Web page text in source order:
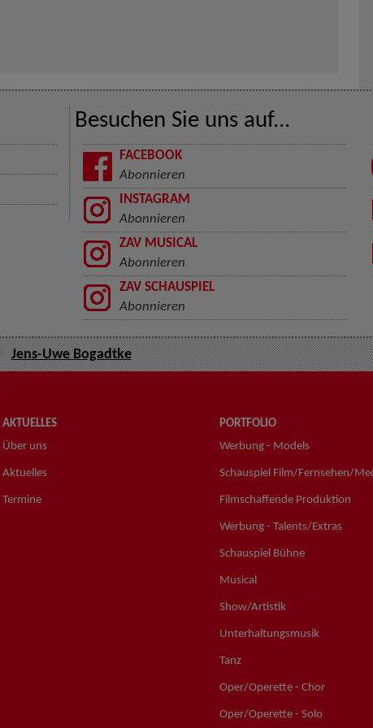
Besuchen Sie uns auf...
FACEBOOK
Abonnieren
INSTAGRAM
Abonnieren
ZAV MUSICAL
Abonnieren
ZAV SCHAUSPIEL
Abonnieren
Jens-Uwe Bogadtke
AKTUELLES
Über uns
Aktuelles
Termine
PORTFOLIO
Werbung - Models
Schauspiel Film/Fernsehen/
Filmschaffende Produktion
Werbung - Talents/Extras
Schauspiel Bühne
Musical
Show/Artistik
Unterhaltungsmusik
Tanz
Oper/Operette - Chor
Oper/Operette - Solo